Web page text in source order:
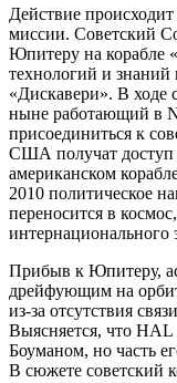
Действие
миссии. Советский
Юпитеру на корабле
технологий и знаний
«Дискавери». В ходе
ныне работающий в
присоединиться к
США получат
американском
2010 политическое
переносится в
интернационального
Прибыв к Юпитеру,
дрейфующим на
из-за отсутствия
Выясняется, что
Боуманом, но часть
В сюжете советский